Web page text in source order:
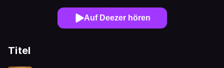
Auf Deezer hören
Titel